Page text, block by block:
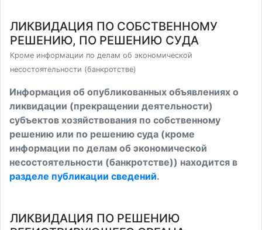
ЛИКВИДАЦИЯ ПО СОБСТВЕННОМУ
РЕШЕНИЮ, ПО РЕШЕНИЮ СУДА
Кроме информации по делам об экономической
несостоятельности (банкротстве)
Информация об опубликованных объявлениях о
ликвидации (прекращении деятельности)
субъектов хозяйствования по собственному
решению или по решению суда (кроме
информации по делам об экономической
несостоятельности (банкротстве)) находится в
разделе публикации сведений.
ЛИКВИДАЦИЯ ПО РЕШЕНИЮ